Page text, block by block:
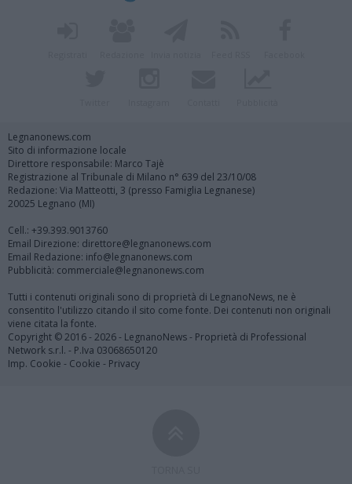
Legnanonews.com
Sito di informazione locale
Direttore responsabile: Marco Tajè
Registrazione al Tribunale di Milano n° 639 del 23/10/08
Redazione: Via Matteotti, 3 (presso Famiglia Legnanese)
20025 Legnano (MI)
Cell.: +39.393.9013760
Email Direzione: direttore@legnanonews.com
Email Redazione: info@legnanonews.com
Pubblicità: commerciale@legnanonews.com
Tutti i contenuti originali sono di proprietà di LegnanoNews, ne è
consentito l'utilizzo citando il sito come fonte. Dei contenuti non originali
viene citata la fonte.
Copyright © 2016 - 2026 - LegnanoNews - Proprietà di Professional
Network s.r.l. - P.Iva 03068650120
Imp. Cookie - Cookie - Privacy